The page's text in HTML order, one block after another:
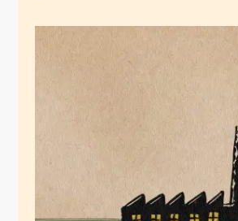
Klimapolitik
Juli 15, 2021